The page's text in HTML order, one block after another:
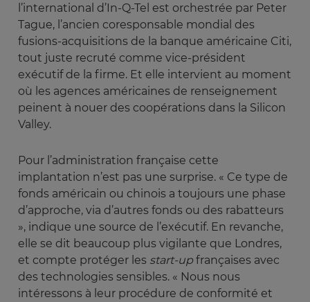
l’international d’In-Q-Tel est orchestrée par Peter
Tague, l’ancien coresponsable mondial des
fusions-acquisitions de la banque américaine Citi,
tout juste recruté comme vice-président
exécutif de la firme. Et elle intervient au moment
où les agences américaines de renseignement
peinent à nouer des coopérations dans la Silicon
Valley.
Pour l’administration française cette
implantation n’est pas une surprise. « Ce type de
fonds américain ou chinois a toujours une phase
d’approche, via d’autres fonds ou des rabatteurs
», indique une source de l’exécutif. En revanche,
elle se dit beaucoup plus vigilante que Londres,
et compte protéger les start-upfrançaises avec
des technologies sensibles. « Nous nous
intéressons à leur procédure de conformité et